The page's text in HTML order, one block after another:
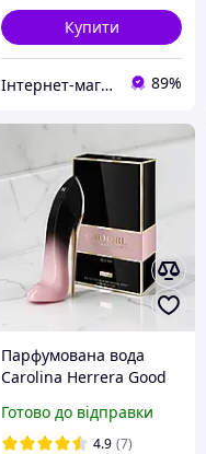
Купити
Інтернет-магазин ParfumCity 89%
Парфумована вода
Carolina Herrera Good
мл
Готово до відправки
4.9 (7)